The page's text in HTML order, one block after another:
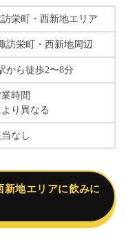
栄町・西新地エリア
訪栄町・西新地周辺
から徒歩2〜8分
時間
り異なる
なし
新地エリアに飲みに